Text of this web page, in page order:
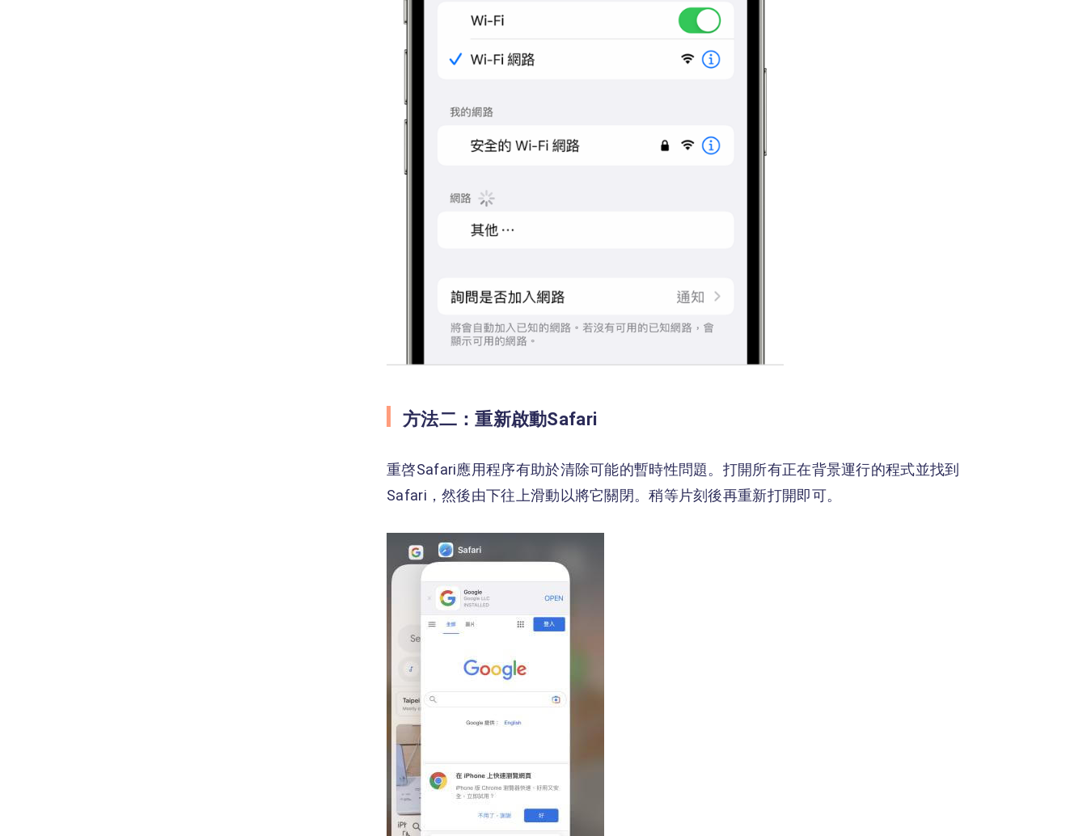
方法二：重新啟動Safari
重啓Safari應用程序有助於清除可能的暫時性問題。打開所有正在背景運行的程式並找到
Safari，然後由下往上滑動以將它關閉。稍等片刻後再重新打開即可。